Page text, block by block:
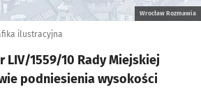
Wrocław Rozmawia
ilustracyjna
LIV/1559/10 Rady Miejskiej
podniesienia wysokości